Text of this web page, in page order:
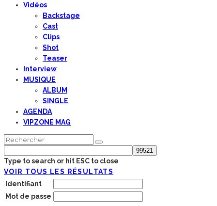
Vidéos
Backstage
Cast
Clips
Shot
Teaser
Interview
MUSIQUE
ALBUM
SINGLE
AGENDA
VIPZONE MAG
Type to search or hit ESC to close
VOIR TOUS LES RÉSULTATS
Identifiant
Mot de passe